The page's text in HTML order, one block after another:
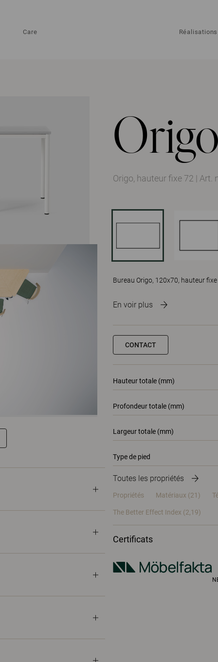
Care
Origo, hauteur fixe 72 | Art.
Bureau Origo, 120x70, hauteur
En voir plus
CONTACT
Hauteur totale (mm)
Profondeur totale (mm)
Largeur totale (mm)
Type de pied
Toutes les propriétés
Propriétés Matériaux (21)
The Better Effect Index (2,19)
Certificats